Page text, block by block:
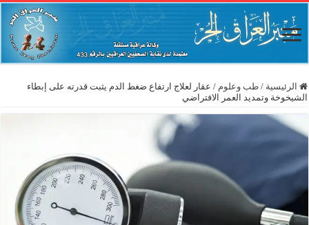
الرئيسية / طب وعلوم / عقار لعلاج ارتفاع ضغط الدم يثبت قدرته على إبطاء
الشيخوخة وتمديد العمر الافتراضي